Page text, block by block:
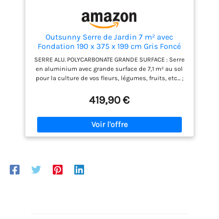
Outsunny Serre de Jardin 7 m² avec
Fondation 190 x 375 x 199 cm Gris Foncé
SERRE ALU. POLYCARBONATE GRANDE SURFACE : Serre
en aluminium avec grande surface de 7,1 m² au sol
pour la culture de vos fleurs, légumes, fruits, etc... ;
ventilation de la serre et pour l'entretien de vos
végétaux STRUCTURE RÉSISTANTE AVEC GOUTTIÈRE :
Serre en polycarbonate avec cadre en alliage
d'aluminium et base en acier galvanisé pour une
plus grande stabilité et résistance. Comprend 4
ROBUSTE : Structure robuste et stable en
419,90 €